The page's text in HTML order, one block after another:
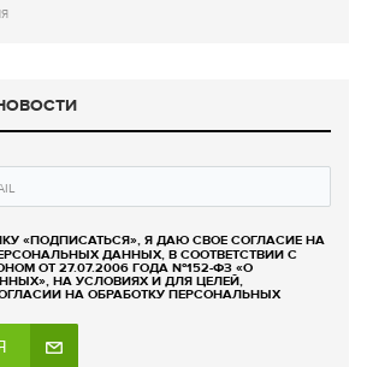
«ПОДПИСАТЬСЯ», Я ДАЮ СВОЕ СОГЛАСИЕ НА
ДАННЫХ, В СООТВЕТСТВИИ С
ОТ 27.07.2006 ГОДА №152-ФЗ «О
НА УСЛОВИЯХ И ДЛЯ ЦЕЛЕЙ,
НА ОБРАБОТКУ ПЕРСОНАЛЬНЫХ